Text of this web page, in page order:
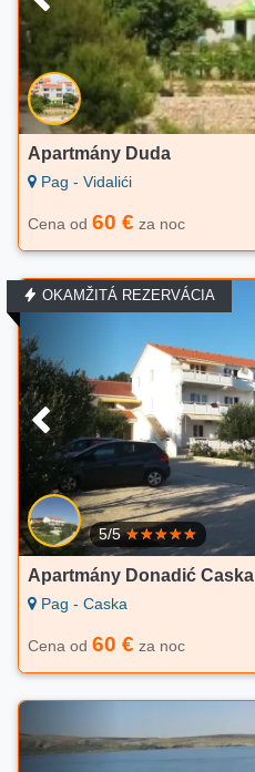
Apartmány Duda
Pag - Vidalići
Cena od 60 € za noc
OKAMŽITÁ REZERVÁCIA
5/5
Apartmány Donadić Caska
Pag - Caska
Cena od 60 € za noc